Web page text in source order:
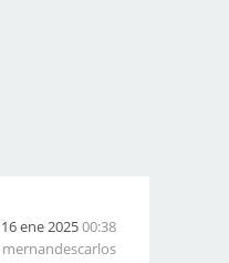
16 ene 202500:38
mernandescarlos